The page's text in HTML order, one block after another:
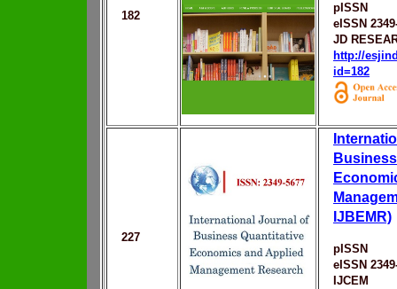
182
pISSN
eISSN
JD
http://
id=182
227
IJBEMR)
pISSN
eISSN
IJCEM